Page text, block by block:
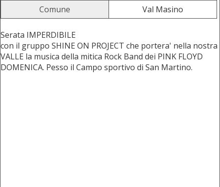
Comune
Val Masino
Serata IMPERDIBILE
con il gruppo SHINE ON PROJECT che portera' nella nostra
VALLE la musica della mitica Rock Band dei PINK FLOYD
DOMENICA. Pesso il Campo sportivo di San Martino.